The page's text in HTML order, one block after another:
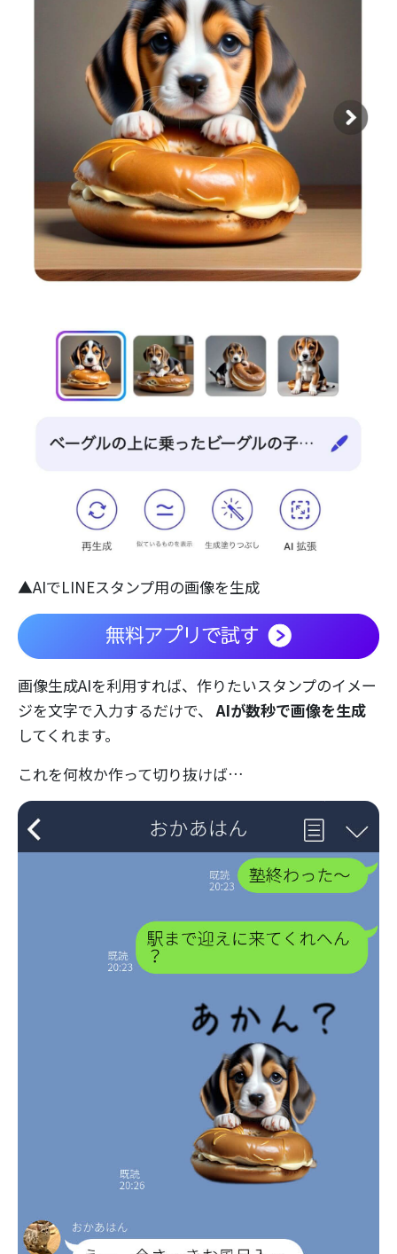
▲AIでLINEスタンプ用の画像を生成
画像生成AIを利用すれば、作りたいスタンプのイメー
ジを文字で入力するだけで、 AIが数秒で画像を生成
してくれます。
これを何枚か作って切り抜けば…